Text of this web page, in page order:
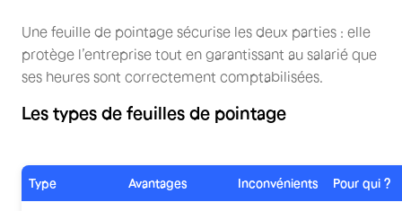
Une feuille de pointage sécurise les deux parties : elle
protège l’entreprise tout en garantissant au salarié que
ses heures sont correctement comptabilisées.
Les types de feuilles de pointage
Type Avantages Inconvénients Pour qui ?